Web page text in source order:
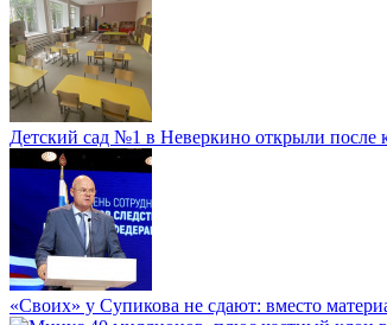
Детский сад №1 в Неверкино открыли после
«Своих» у Супикова не сдают: вместо